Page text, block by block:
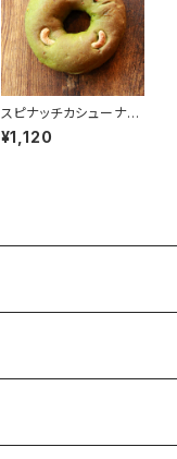
スピナッチカシューナッ
ツ【4個】
¥1,120